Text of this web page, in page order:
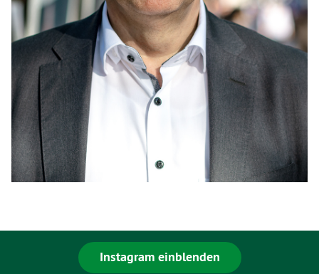
Instagram einblenden